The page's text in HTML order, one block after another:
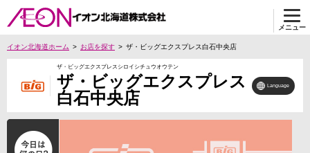
メニュー
イオン北海道ホーム お店を探す ザ・ビッグエクスプレス白石中央店
ザ・ビッグエクスプレスシロイシチュウオウテン
ザ・ビッグエクスプレス
白石中央店
Language